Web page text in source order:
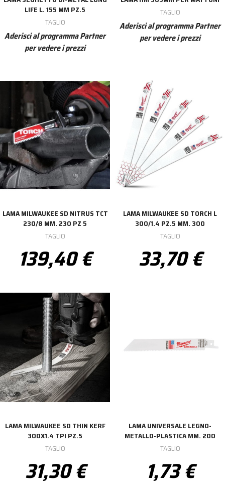
LIFE L. 155 MM PZ.5
TAGLIO
Aderisci al programma Partner
per vedere i prezzi
TAGLIO
Aderisci al programma Partner
per vedere i prezzi
LAMA MILWAUKEE SD NITRUS TCT
230/8 MM. 230 PZ 5
TAGLIO
139,40 €
LAMA MILWAUKEE SD TORCH L
300/1.4 PZ.5 MM. 300
TAGLIO
33,70 €
LAMA MILWAUKEE SD THIN KERF
300X1.4 TPI PZ.5
TAGLIO
31,30 €
LAMA UNIVERSALE LEGNO-
METALLO-PLASTICA MM. 200
TAGLIO
1,73 €